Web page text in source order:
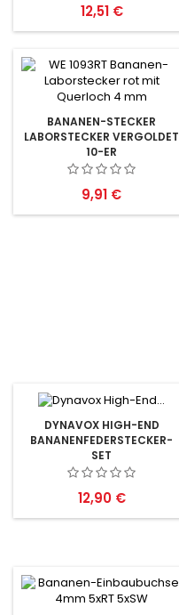
Preis
12,51 €
BANANEN-STECKER
LABORSTECKER VERGOLDET
10-ER
Preis
9,91 €
DYNAVOX HIGH-END
BANANENFEDERSTECKER-
SET
Preis
12,90 €